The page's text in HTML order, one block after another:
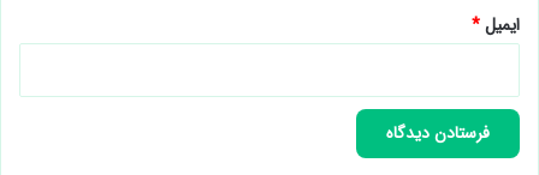
ایمیل*